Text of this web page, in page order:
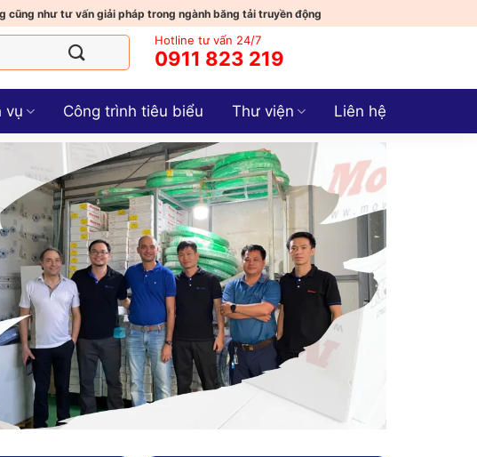
cũng như tư vấn giải pháp trong ngành băng tải truyền động
Hotline tư vấn 24/7
0911 823 219
vụ Công trình tiêu biểu Thư viện Liên hệ